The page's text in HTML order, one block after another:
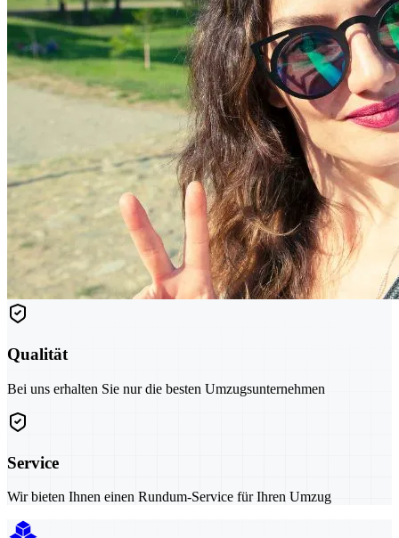
Qualität
Bei uns erhalten Sie nur die besten Umzugsunternehmen
Service
Wir bieten Ihnen einen Rundum-Service für Ihren Umzug